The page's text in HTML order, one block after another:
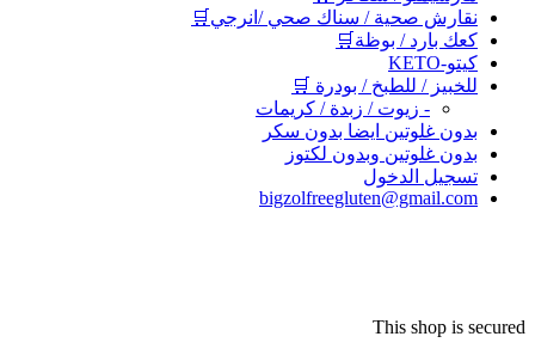
نقارش صحية / سناك صحي /انرجي🛒
كعك بارد / بوظة🛒
كيتو-KETO
للخبيز / للطبخ / بودرة 🛒
- زيوت / زبدة / كريمات
بدون غلوتين ايضا بدون سكر
بدون غلوتين وبدون لكتوز
تسجيل الدخول
bigzolfreegluten@gmail.com
This shop is secured